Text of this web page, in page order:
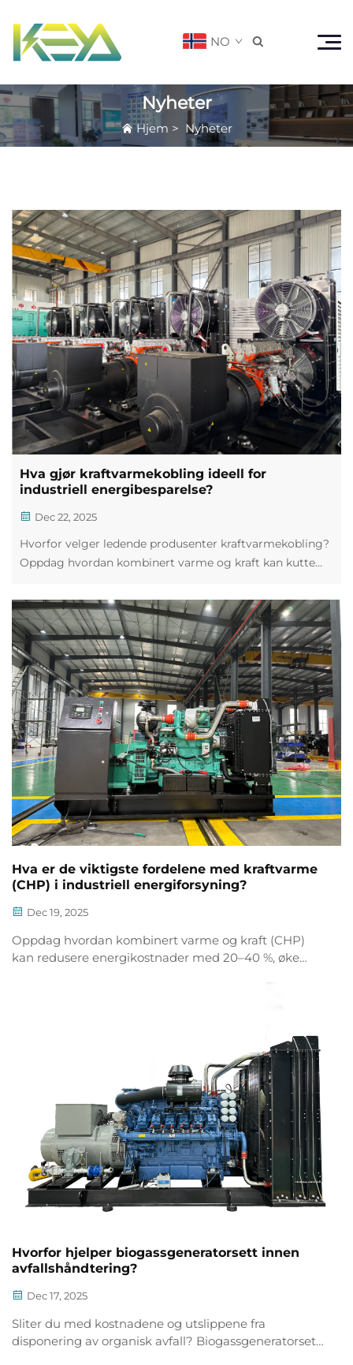
NO 
Nyheter
Hjem > Nyheter
Hva gjør kraftvarmekobling ideell for
industriell energibesparelse?
Dec 22, 2025
Hvorfor velger ledende produsenter kraftvarmekobling?
Oppdag hvordan kombinert varme og kraft kan kutte
Last ned den fullstendige guiden.
Hva er de viktigste fordelene med kraftvarme
(CHP) i industriell energiforsyning?
Dec 19, 2025
Oppdag hvordan kombinert varme og kraft (CHP)
kan redusere energikostnader med 20–40 %, øke
Hvorfor hjelper biogassgeneratorsett innen
avfallshåndtering?
Dec 17, 2025
Sliter du med kostnadene og utslippene fra
disponering av organisk avfall? Biogassgeneratorsett